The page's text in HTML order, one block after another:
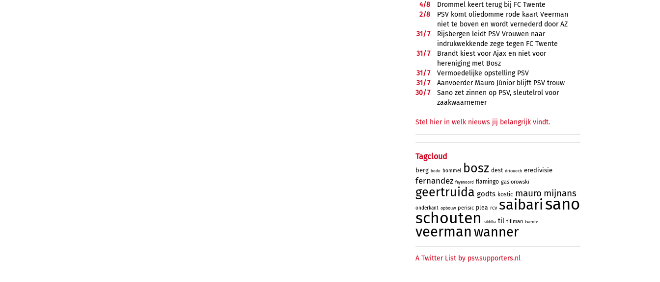
4/8
Drommel keert terug bij FC Twente
2/8
PSV komt oliedomme rode kaart Veerman
niet te boven en wordt vernederd door AZ
31/7
Rijsbergen leidt PSV Vrouwen naar
indrukwekkende zege tegen FC Twente
31/7
Brandt kiest voor Ajax en niet voor
hereniging met Bosz
31/7
Vermoedelijke opstelling PSV
31/7
Aanvoerder Mauro Júnior blijft PSV trouw
30/7
Sano zet zinnen op PSV, sleutelrol voor
zaakwaarnemer
Stel hier in welk nieuws jij belangrijk vindt.
Tagcloud
berg bodo bommel bosz dest driouech eredivisie
fernandez feyenoord flamingo gasiorowski
geertruida godts kostic mauro mijnans
onderkant opbouw perisic plea rcv saibari sano
schouten sildillia til tillman twente
veermanwanner
A Twitter List by psv.supporters.nl